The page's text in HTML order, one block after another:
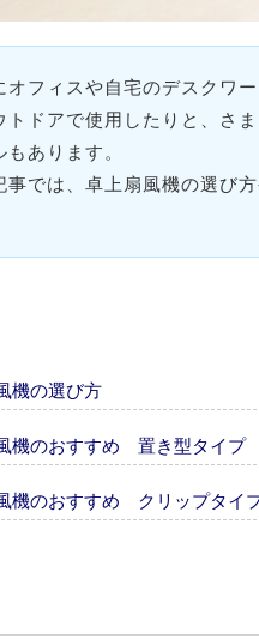
オフィスや自宅のデスクワ
トドアで使用したりと、さ
あります。
事では、卓上扇風機の選び
機の選び方
機のおすすめ 置き型タイプ
機のおすすめ クリップタイ